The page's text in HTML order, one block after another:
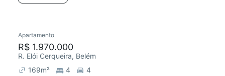
Redecorar
Apartamento
R$ 1.970.000
R. Elói Cerqueira, Belém
169m² 4
4